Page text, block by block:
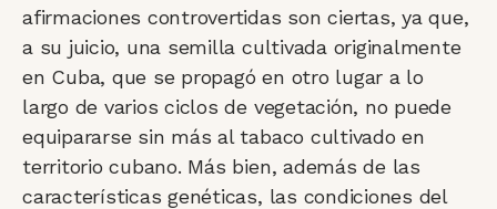
afirmaciones controvertidas son ciertas, ya que,
a su juicio, una semilla cultivada originalmente
en Cuba, que se propagó en otro lugar a lo
largo de varios ciclos de vegetación, no puede
equipararse sin más al tabaco cultivado en
territorio cubano. Más bien, además de las
características genéticas, las condiciones del